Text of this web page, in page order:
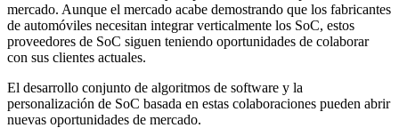
mercado. Aunque el mercado acabe demostrando que los fabricantes
de automóviles necesitan integrar verticalmente los SoC, estos
proveedores de SoC siguen teniendo oportunidades de colaborar
con sus clientes actuales.
El desarrollo conjunto de algoritmos de software y la
personalización de SoC basada en estas colaboraciones pueden abrir
nuevas oportunidades de mercado.